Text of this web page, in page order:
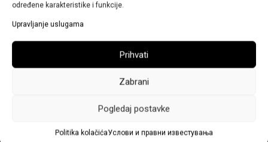
određene karakteristike i funkcije.
Upravljanje uslugama
Prihvati
Zabrani
Pogledaj postavke
Politika kolačićaУслови и правни известувања